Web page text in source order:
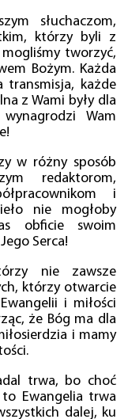
słuchaczom,
którzy byli z
tworzyć,
Bożym. Każda
transmisja, każde
z Wami były dla
Wam
w różny sposób
redaktorom,
i
nie mogłoby
obficie swoim
Serca!
nie zawsze
którzy otwarcie
i miłości
że Bóg ma dla
i mamy
trwa, bo choć
Ewangelia trwa
dalej, ku